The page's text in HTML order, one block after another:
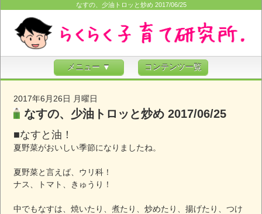
なすの、少油トロッと炒め 2017/06/25
メニュー ▼ コンテンツ一覧
2017年6月26日 月曜日
なすの、少油トロッと炒め 2017/06/25
■なすと油！
夏野菜がおいしい季節になりましたね。
夏野菜と言えば、ウリ科！
ナス、トマト、きゅうり！
中でもなすは、焼いたり、煮たり、炒めたり、揚げたり、つけ